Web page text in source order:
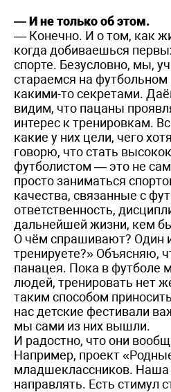
— И не только об этом.
— Конечно. И о том, как
когда добиваешься
спорте. Безусловно, мы,
стараемся на футбольном
какими-то секретами.
видим, что пацаны
интерес к тренировкам.
какие у них цели, чего
говорю, что стать
футболистом — это не
просто заниматься
качества, связанные с
ответственность,
дальнейшей жизни, кем
О чём спрашивают? Один
тренируете?» Объясняю,
панацея. Пока в футболе
людей, тренировать нет
таким способом
нас детские фестивали
мы сами из них вышли.
И радостно, что они
Например, проект
младшеклассников.
направлять. Есть стимул